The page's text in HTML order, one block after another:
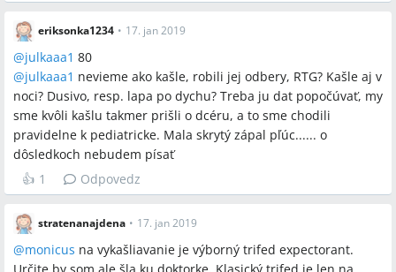
eriksonka1234 • 17. jan 2019
@julkaaa1 80
@julkaaa1 nevieme ako kašle, robili jej odbery, RTG? Kašle aj v
noci? Dusivo, resp. lapa po dychu? Treba ju dat popočúvať, my
sme kvôli kašlu takmer prišli o dcéru, a to sme chodili
pravidelne k pediatricke. Mala skrytý zápal pľúc...... o
dôsledkoch nebudem písať
👍 1 Odpovedz
stratenanajdena • 17. jan 2019
@monicus na vykašliavanie je výborný trifed expectorant.